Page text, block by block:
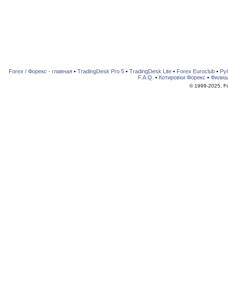
Forex / Форекс - главная• TradingDesk Pro 5• TradingDesk Lite• Forex Euroclub•
F.A.Q. • Котировки Форекс •
© 1999-2025,